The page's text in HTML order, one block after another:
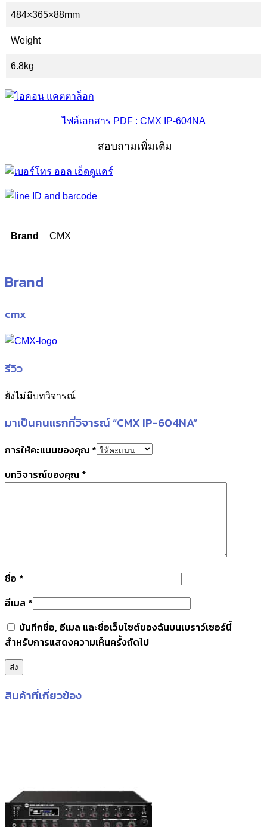
484×365×88mm
Weight
6.8kg
ไฟล์เอกสาร PDF : CMX IP-604NA
สอบถามเพิ่มเติม
Brand CMX
Brand
cmx
รีวิว
ยังไม่มีบทวิจารณ์
มาเป็นคนแรกที่วิจารณ์ “CMX IP-604NA”
การให้คะแนนของคุณ *
บทวิจารณ์ของคุณ *
ชื่อ *
อีเมล *
บันทึกชื่อ, อีเมล และชื่อเว็บไซต์ของฉันบนเบราว์เซอร์นี้
สำหรับการแสดงความเห็นครั้งถัดไป
สินค้าที่เกี่ยวข้อง